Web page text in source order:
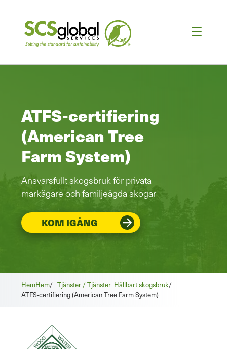
ATFS-certifiering
(American Tree
Farm System)
Ansvarsfullt skogsbruk för privata
markägare och familjeägda skogar
KOM IGÅNG
Hem /
Hem Tjänster / Tjänster Hållbart skogsbruk/
ATFS-certifiering (American Tree Farm System)